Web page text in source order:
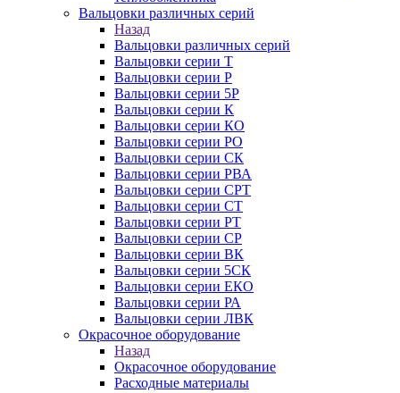
Вальцовки различных серий
Назад
Вальцовки различных серий
Вальцовки серии Т
Вальцовки серии Р
Вальцовки серии 5Р
Вальцовки серии К
Вальцовки серии КО
Вальцовки серии РО
Вальцовки серии СК
Вальцовки серии РВА
Вальцовки серии СРТ
Вальцовки серии СТ
Вальцовки серии РТ
Вальцовки серии СР
Вальцовки серии ВК
Вальцовки серии 5СК
Вальцовки серии ЕКО
Вальцовки серии РА
Вальцовки серии ЛВК
Окрасочное оборудование
Назад
Окрасочное оборудование
Расходные материалы